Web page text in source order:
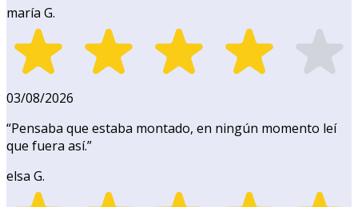
maría G.
03/08/2026
“Pensaba que estaba montado, en ningún momento leí
que fuera así.”
elsa G.